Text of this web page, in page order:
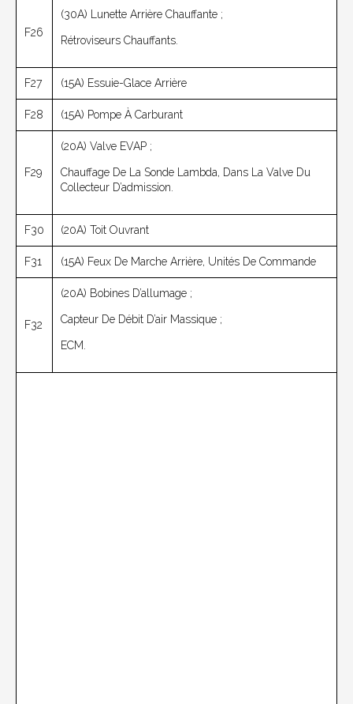
F26
(30A) Lunette Arrière Chauffante ;
Rétroviseurs Chauffants.
F27 (15A) Essuie-Glace Arrière
F28 (15A) Pompe À Carburant
F29
(20A) Valve EVAP ;
Chauffage De La Sonde Lambda, Dans La Valve Du
Collecteur D’admission.
F30 (20A) Toit Ouvrant
F31 (15A) Feux De Marche Arrière, Unités De Commande
F32
(20A) Bobines D’allumage ;
Capteur De Débit D’air Massique ;
ECM.